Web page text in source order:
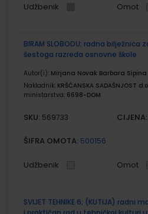
Udžbenik Omot
BIRAM SLOBODU; radna
šestoga razreda osnovne škole
Autor(i): Mirjana Novak Barbara Sipina
Nakladnik: KRŠĆANSKA SADAŠNJOST
ministarstva: 6698-DOM
SKU: 569733 CIJENA:
ŠIFRA OMOTA: 500156
Udžbenik Omot
SVIJET TEHNIKE 6; (KUTIJA)